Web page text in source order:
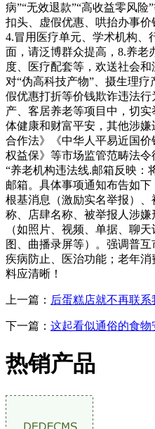
病”“无效退款”“高收益零风
扣头、虚假优惠、哄抬办事价
4.冒用医疗单元、学术机构、
面，请泛博群众提高，8.养老
度、医疗配套等，欢送社会
对“伪高科技产物”、摄生理
假优惠打折等价钱欺诈违法
产、客居养老等项目中，切
体健康和财富平安，其他涉
合作法》《中华人平易近国
权益保》等市场监管范畴法
“养老机构违法线.邮箱反映：
邮箱。具体事项通知布告如
根基消息（激励实名举报）
称、店肆名称、被举报人涉
（如照片、视频、单据、聊
图、曲播录屏等）。强调普
疾病防止、医治功能；老年
料应清晰！
上一篇： 后蛋糕店就不再联系
下一篇： 这起看似通俗的食物
热销产品